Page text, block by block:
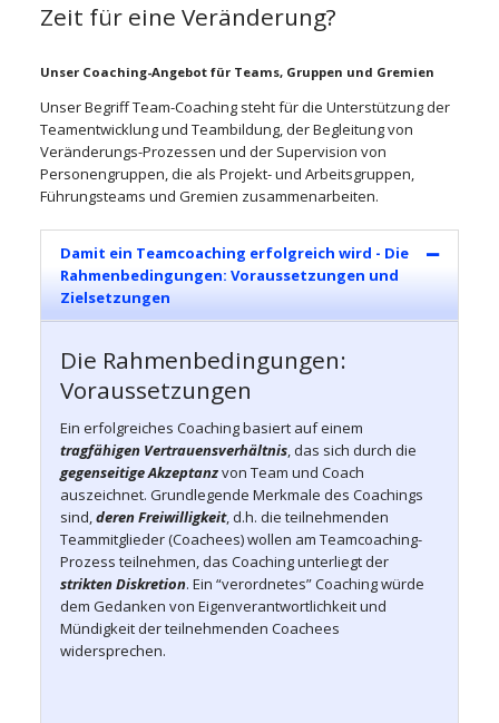
Zeit für eine Veränderung?
Unser Coaching-Angebot für Teams, Gruppen und Gremien
Unser Begriff Team-Coaching steht für die Unterstützung der
Teamentwicklung und Teambildung, der Begleitung von
Veränderungs-Prozessen und der Supervision von
Personengruppen, die als Projekt- und Arbeitsgruppen,
Führungsteams und Gremien zusammenarbeiten.
Damit ein Teamcoaching erfolgreich wird - Die
Rahmenbedingungen: Voraussetzungen und
Zielsetzungen
Die Rahmenbedingungen:
Voraussetzungen
Ein erfolgreiches Coaching basiert auf einem
tragfähigen Vertrauensverhältnis, das sich durch die
gegenseitige Akzeptanzvon Team und Coach
auszeichnet. Grundlegende Merkmale des Coachings
sind,deren Freiwilligkeit, d.h. die teilnehmenden
Teammitglieder (Coachees) wollen am Teamcoaching-
Prozess teilnehmen, das Coaching unterliegt der
strikten Diskretion. Ein “verordnetes” Coaching würde
dem Gedanken von Eigenverantwortlichkeit und
Mündigkeit der teilnehmenden Coachees
widersprechen.